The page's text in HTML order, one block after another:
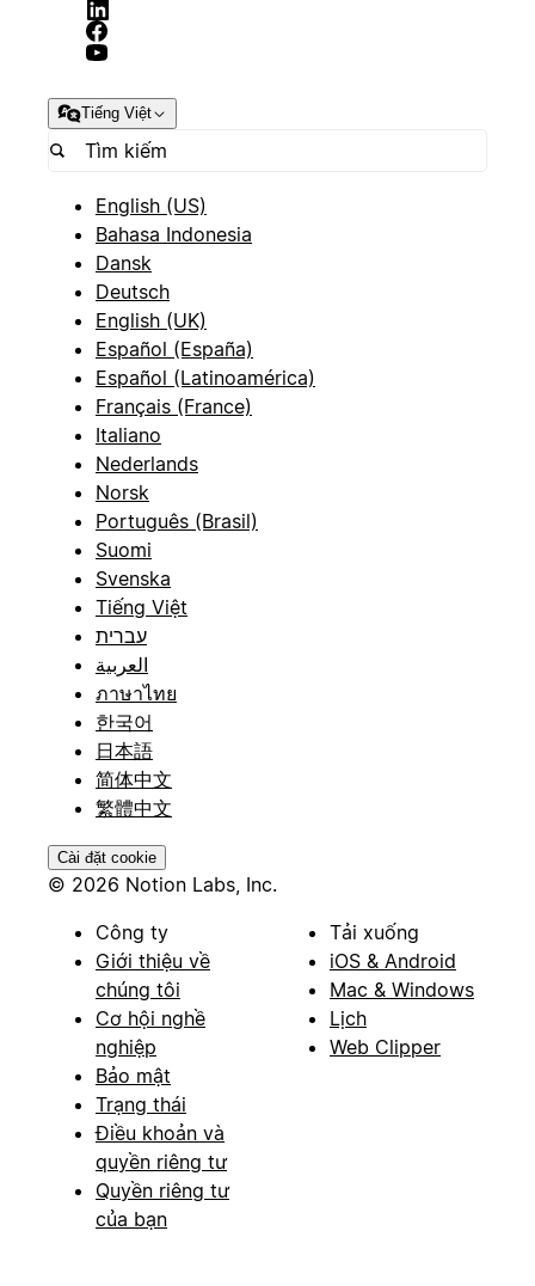
Tiếng Việt
English (US)
Bahasa Indonesia
Dansk
Deutsch
English (UK)
Español (España)
Español (Latinoamérica)
Français (France)
Italiano
Nederlands
Norsk
Português (Brasil)
Suomi
Svenska
Tiếng Việt
עברית
العربية
ภาษาไทย
한국어
日本語
简体中文
繁體中文
Cài đặt cookie
© 2026 Notion Labs, Inc.
Công ty
Giới thiệu về
chúng tôi
Cơ hội nghề
nghiệp
Bảo mật
Trạng thái
Điều khoản và
quyền riêng tư
Quyền riêng tư
của bạn
Tải xuống
iOS & Android
Mac & Windows
Lịch
Web Clipper